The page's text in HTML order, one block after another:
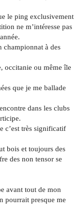
le ping exclusivement
ne m’intéresse pas
championnat à des
occitanie ou même île
que je me ballade
dans les clubs
c’est très significatif
bois et toujours des
des non tensor se
avant tout de mon
pourrait presque me